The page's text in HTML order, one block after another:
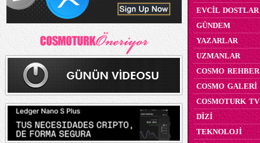
EVCİL DOSTLAR
GÜNDEM
YAZARLAR
UZMANLAR
COSMO REHBER
COSMO GALERİ
COSMOTURK TV
DİZİ
TEKNOLOJİ